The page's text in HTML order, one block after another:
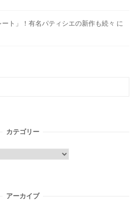
ト」！有名パティシエの新作も続々 に
カテゴリー
アーカイブ